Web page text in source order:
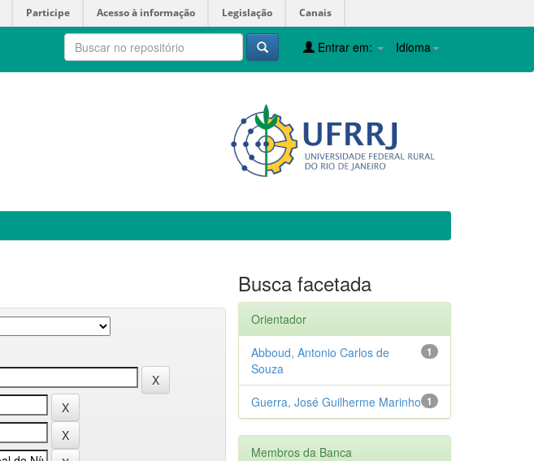
Participe Acesso à informação Legislação Canais
Idioma
Entrar em:
Busca facetada
Orientador
1
Abboud, Antonio Carlos de
Souza
1
Guerra, José Guilherme Marinho
Membros da Banca